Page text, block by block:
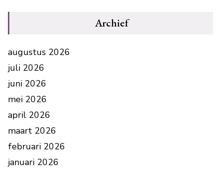
Archief
augustus 2026
juli 2026
juni 2026
mei 2026
april 2026
maart 2026
februari 2026
januari 2026